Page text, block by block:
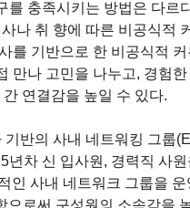
를 충족시키는 방법은 다르
나 취 향에 따른 비공식적
를 기반으로 한 비공식적 커
만나 고민을 나누고, 경험한
연결감을 높일 수 있다.
반의 사내 네트워킹 그룹
년차 신 입사원, 경력직 사
인 사내 네트워크 그룹을 운
로써 구성원의 소속감을